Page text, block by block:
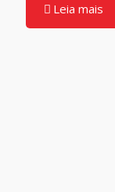
Leia mais